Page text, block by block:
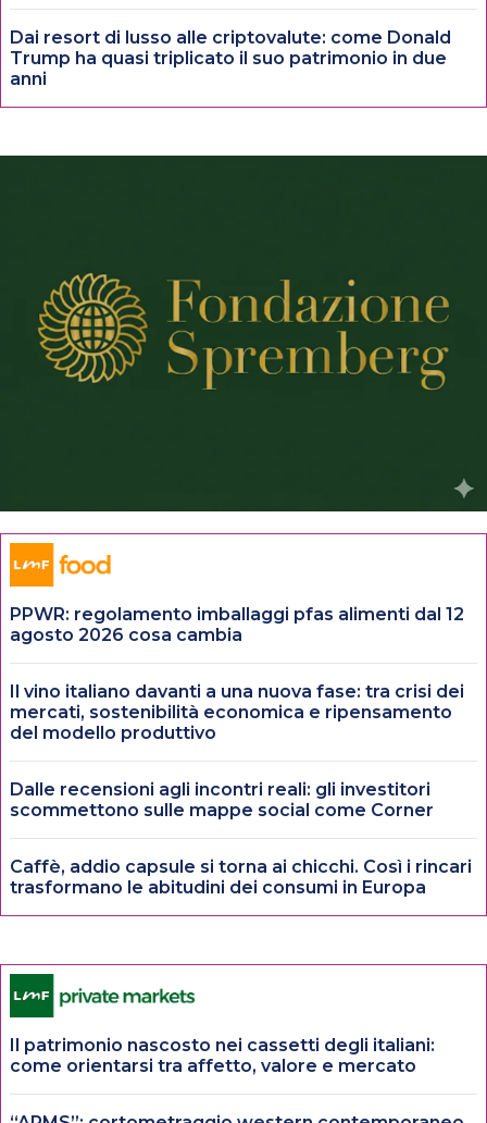
Dai resort di lusso alle criptovalute: come Donald
Trump ha quasi triplicato il suo patrimonio in due
anni
PPWR: regolamento imballaggi pfas alimenti dal 12
agosto 2026 cosa cambia
Il vino italiano davanti a una nuova fase: tra crisi dei
mercati, sostenibilità economica e ripensamento
del modello produttivo
Dalle recensioni agli incontri reali: gli investitori
scommettono sulle mappe social come Corner
Caffè, addio capsule si torna ai chicchi. Così i rincari
trasformano le abitudini dei consumi in Europa
Il patrimonio nascosto nei cassetti degli italiani:
come orientarsi tra affetto, valore e mercato